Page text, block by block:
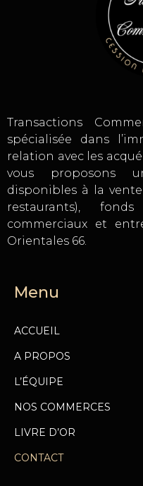
Transactions
spécialisée dans
relation avec les
vous proposons
disponibles à la vente
restaurants),
commerciaux et
Orientales 66.
Menu
ACCUEIL
A PROPOS
L’ÉQUIPE
NOS COMMERCES
LIVRE D’OR
CONTACT